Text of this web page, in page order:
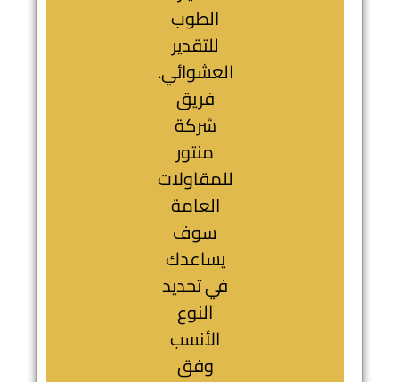
الطوب
للتقدير
العشوائي.
فريق
شركة
منتور
للمقاولات
العامة
سوف
يساعدك
في تحديد
النوع
الأنسب
وفق